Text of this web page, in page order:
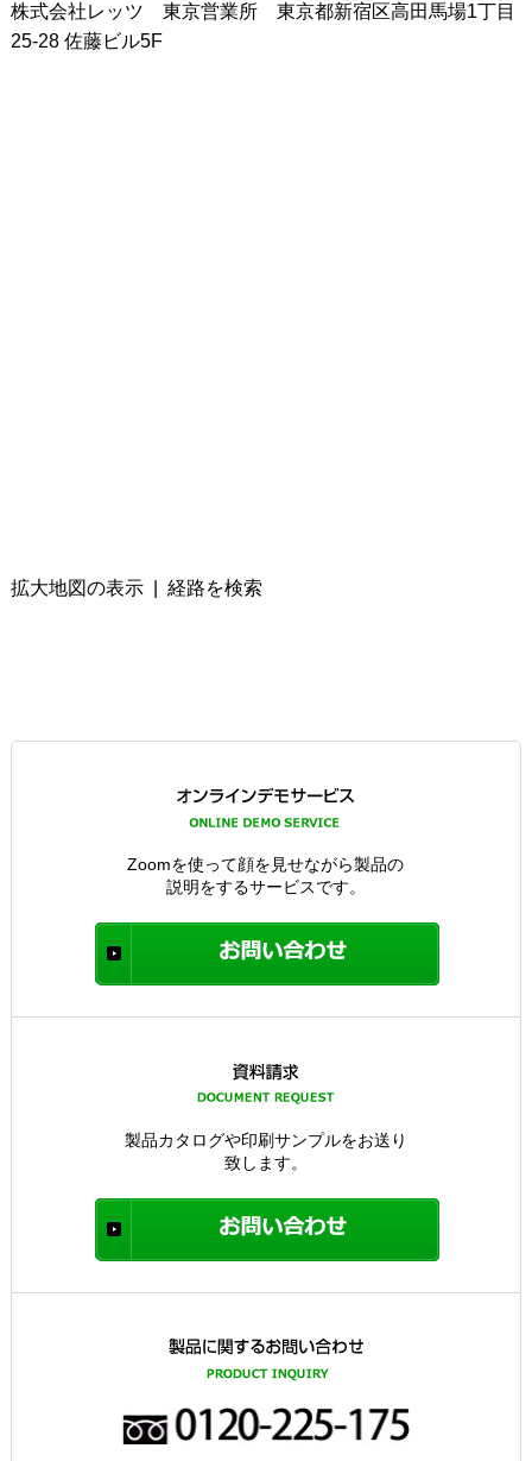
株式会社レッツ 東京営業所 東京都新宿区高田馬場1丁目
25-28 佐藤ビル5F
拡大地図の表示| 経路を検索
Zoomを使って顔を見せながら製品の
説明をするサービスです。
製品カタログや印刷サンプルをお送り
致します。